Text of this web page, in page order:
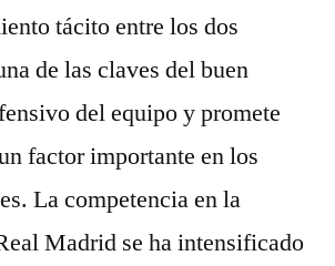
tácito entre los dos
de las claves del buen
del equipo y promete
factor importante en los
La competencia en la
Madrid se ha intensificado